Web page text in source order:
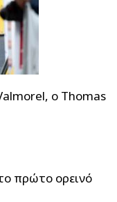
o Thomas
πρώτο ορεινό